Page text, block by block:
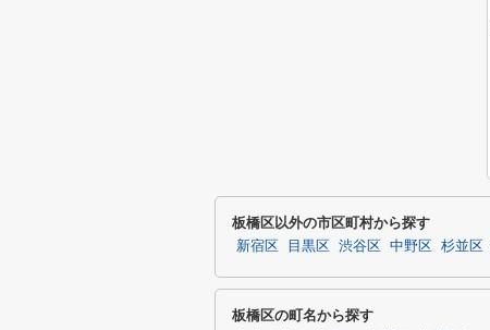
板橋区以外の市区町村から探す
新宿区 目黒区 渋谷区 中野区 杉並区
板橋区の町名から探す